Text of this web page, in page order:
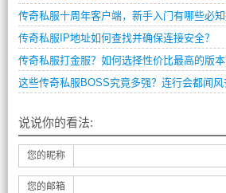
传奇私服十周年客户端，新手入门有哪些必知
传奇私服IP地址如何查找并确保连接安全？
传奇私服打金服？如何选择性价比最高的版本
这些传奇私服BOSS究竟多强？连行会都闻风
说说你的看法:
您的昵称
您的邮箱